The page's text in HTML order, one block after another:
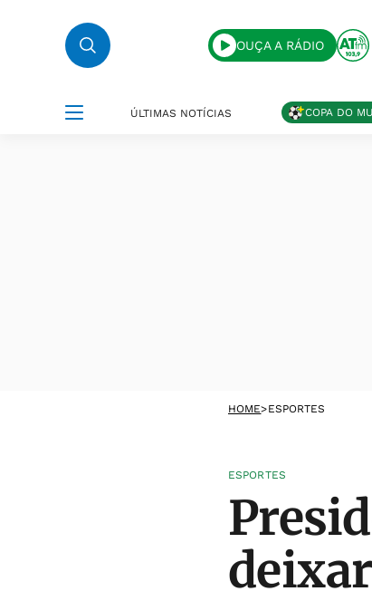
OUÇA A RÁDIO
ÚLTIMAS NOTÍCIAS COPA DO
HOME>ESPORTES
ESPORTES